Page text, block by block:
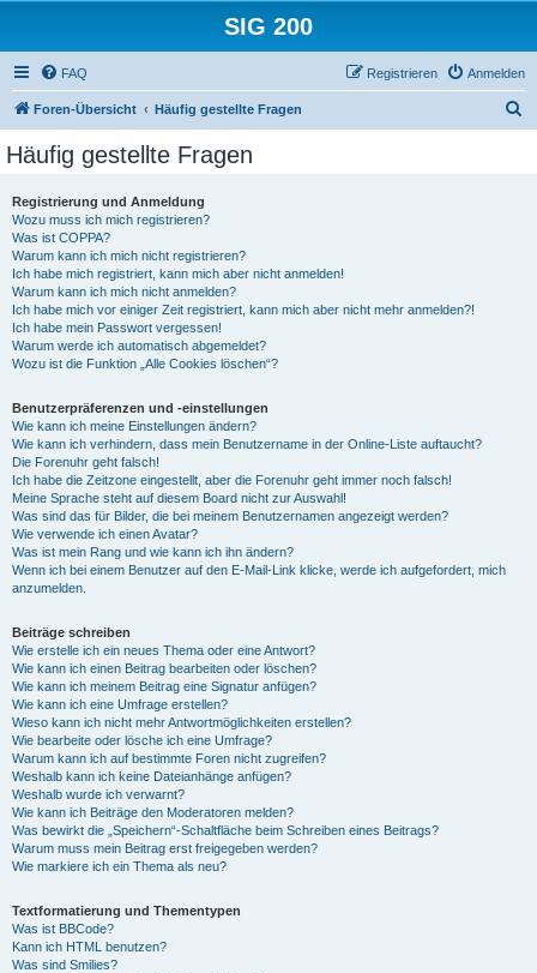
SIG 200
FAQ Anmelden
Registrieren
Foren-Übersicht Häufig gestellte Fragen
Häufig gestellte Fragen
Registrierung und Anmeldung
Wozu muss ich mich registrieren?
Was ist COPPA?
Warum kann ich mich nicht registrieren?
Ich habe mich registriert, kann mich aber nicht anmelden!
Warum kann ich mich nicht anmelden?
Ich habe mich vor einiger Zeit registriert, kann mich aber nicht mehr anmelden?!
Ich habe mein Passwort vergessen!
Warum werde ich automatisch abgemeldet?
Wozu ist die Funktion „Alle Cookies löschen“?
Benutzerpräferenzen und -einstellungen
Wie kann ich meine Einstellungen ändern?
Wie kann ich verhindern, dass mein Benutzername in der Online-Liste auftaucht?
Die Forenuhr geht falsch!
Ich habe die Zeitzone eingestellt, aber die Forenuhr geht immer noch falsch!
Meine Sprache steht auf diesem Board nicht zur Auswahl!
Was sind das für Bilder, die bei meinem Benutzernamen angezeigt werden?
Wie verwende ich einen Avatar?
Was ist mein Rang und wie kann ich ihn ändern?
Wenn ich bei einem Benutzer auf den E-Mail-Link klicke, werde ich aufgefordert, mich
anzumelden.
Beiträge schreiben
Wie erstelle ich ein neues Thema oder eine Antwort?
Wie kann ich einen Beitrag bearbeiten oder löschen?
Wie kann ich meinem Beitrag eine Signatur anfügen?
Wie kann ich eine Umfrage erstellen?
Wieso kann ich nicht mehr Antwortmöglichkeiten erstellen?
Wie bearbeite oder lösche ich eine Umfrage?
Warum kann ich auf bestimmte Foren nicht zugreifen?
Weshalb kann ich keine Dateianhänge anfügen?
Weshalb wurde ich verwarnt?
Wie kann ich Beiträge den Moderatoren melden?
Was bewirkt die „Speichern“-Schaltfläche beim Schreiben eines Beitrags?
Warum muss mein Beitrag erst freigegeben werden?
Wie markiere ich ein Thema als neu?
Textformatierung und Thementypen
Was ist BBCode?
Kann ich HTML benutzen?
Was sind Smilies?